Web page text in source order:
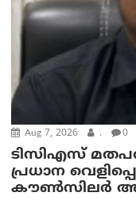
Aug 7, 2026 . 0
ടിസിഎസ്
പ്രധാന
കൗൺസിലർ